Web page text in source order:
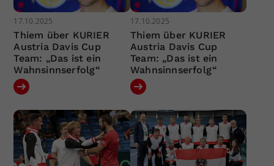
17.10.2025
Thiem über KURIER
Austria Davis Cup
Team: „Das ist ein
Wahnsinnserfolg“
17.10.2025
Thiem über KURIER
Austria Davis Cup
Team: „Das ist ein
Wahnsinnserfolg“